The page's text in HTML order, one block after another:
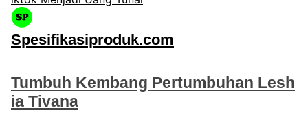
Spesifikasiproduk.com
Tumbuh Kembang Pertumbuhan Lesh
ia Tivana